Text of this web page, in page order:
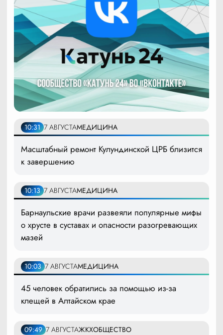
10:31 7 АВГУСТАМЕДИЦИНА
Масштабный ремонт Кулундинской ЦРБ близится
к завершению
10:13 7 АВГУСТАМЕДИЦИНА
Барнаульские врачи развеяли популярные мифы
о хрусте в суставах и опасности разогревающих
мазей
10:03 7 АВГУСТАМЕДИЦИНА
45 человек обратились за помощью из-за
клещей в Алтайском крае
09:49 7 АВГУСТАЖКХОБЩЕСТВО